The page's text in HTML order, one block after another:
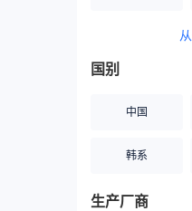
国别
中国
韩系
生产厂商